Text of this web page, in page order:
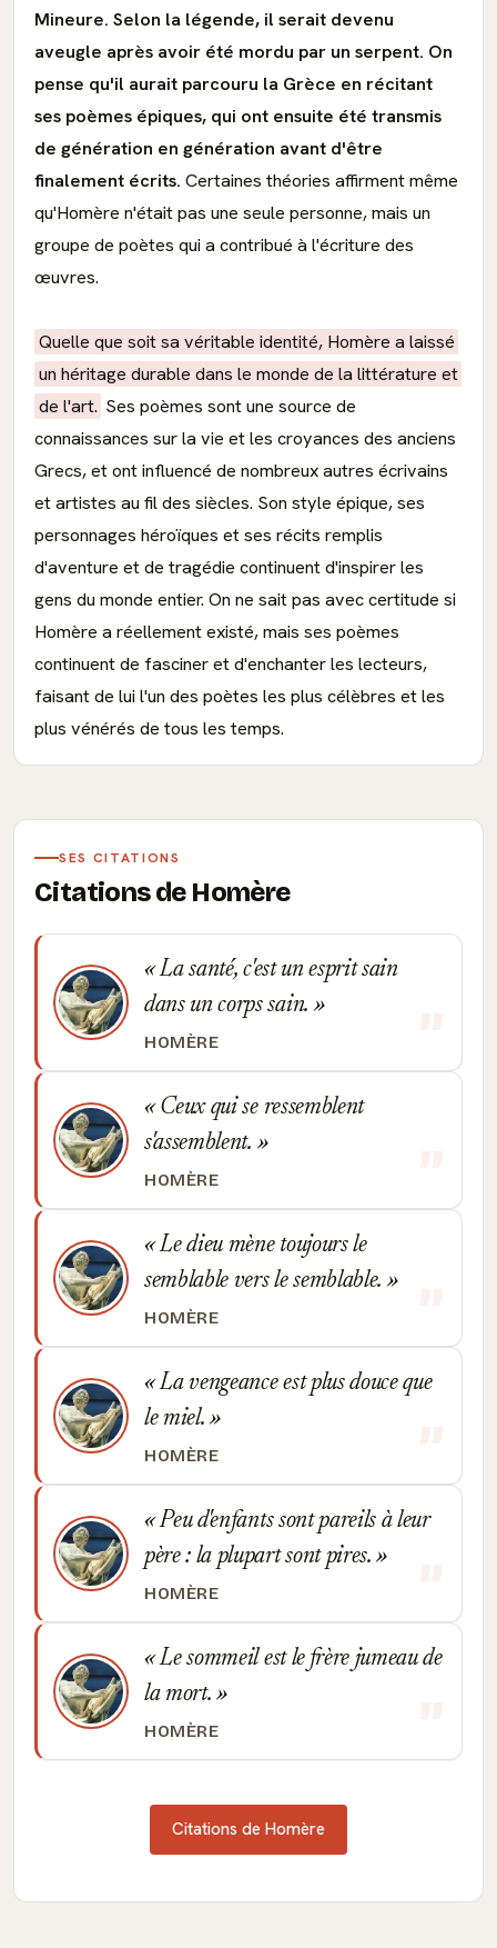
Mineure. Selon la légende, il serait devenu
aveugle après avoir été mordu par un serpent. On
pense qu'il aurait parcouru la Grèce en récitant
ses poèmes épiques, qui ont ensuite été transmis
de génération en génération avant d'être
finalement écrits. Certaines théories affirment même
qu'Homère n'était pas une seule personne, mais un
groupe de poètes qui a contribué à l'écriture des
œuvres.
Quelle que soit sa véritable identité, Homère a laissé
un héritage durable dans le monde de la littérature et
de l'art. Ses poèmes sont une source de
connaissances sur la vie et les croyances des anciens
Grecs, et ont influencé de nombreux autres écrivains
et artistes au fil des siècles. Son style épique, ses
personnages héroïques et ses récits remplis
d'aventure et de tragédie continuent d'inspirer les
gens du monde entier. On ne sait pas avec certitude si
Homère a réellement existé, mais ses poèmes
continuent de fasciner et d'enchanter les lecteurs,
faisant de lui l'un des poètes les plus célèbres et les
plus vénérés de tous les temps.
SES CITATIONS
Citations de Homère
La santé, c'est un esprit sain
dans un corps sain.
HOMÈRE
Ceux qui se ressemblent
s'assemblent.
HOMÈRE
Le dieu mène toujours le
semblable vers le semblable.
HOMÈRE
La vengeance est plus douce que
le miel.
HOMÈRE
Peu d'enfants sont pareils à leur
père : la plupart sont pires.
HOMÈRE
Le sommeil est le frère jumeau de
la mort.
HOMÈRE
Citations de Homère